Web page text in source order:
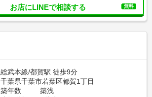
お店にLINEで相談する 無料
総武本線/都賀駅 徒歩9分
千葉県千葉市若葉区都賀1丁目
築年数
築浅